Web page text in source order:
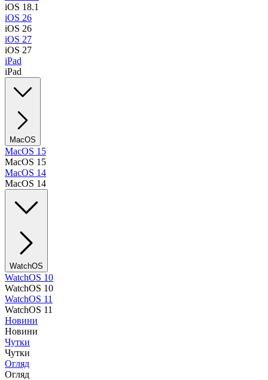
iOS 18.1
iOS 26
iOS 26
iOS 27
iOS 27
iPad
iPad
MacOS
MacOS 15
MacOS 15
MacOS 14
MacOS 14
WatchOS
WatchOS 10
WatchOS 10
WatchOS 11
WatchOS 11
Новини
Новини
Чутки
Чутки
Огляд
Огляд